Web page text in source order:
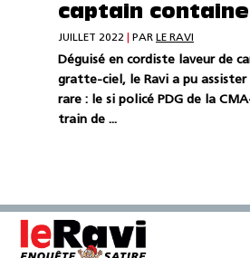
captain
JUILLET 2022 PAR LE RAVI
Déguisé en cordiste laveur de
gratte-ciel, le Ravi a pu assister
rare : le si policé PDG de la
train de ...